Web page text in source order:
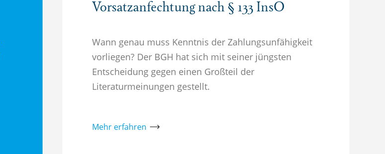
Vorsatzanfechtung nach § 133 InsO
Wann genau muss Kenntnis der Zahlung­s­un­fähigkeit
vorliegen? Der BGH hat sich mit seiner jüngsten
Entscheidung gegen einen Großteil der
Literaturmeinungen gestellt.
Mehr erfahren